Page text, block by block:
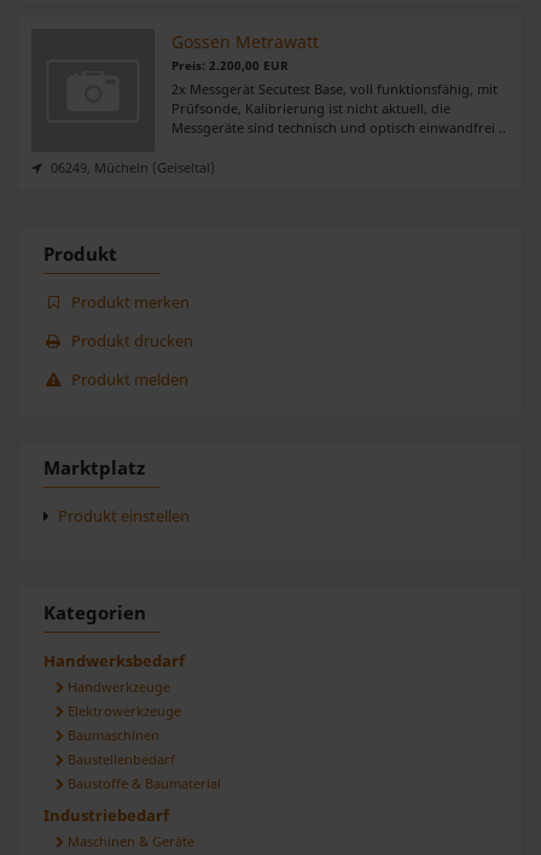
Gossen Metrawatt
Preis: 2.200,00 EUR
2x Messgerät Secutest Base, voll funktionsfähig, mit
Prüfsonde, Kalibrierung ist nicht aktuell, die
Messgeräte sind technisch und optisch einwandfrei ..
06249, Mücheln (Geiseltal)
Produkt
Produkt merken
Produkt drucken
Produkt melden
Marktplatz
Produkt einstellen
Kategorien
Handwerksbedarf
Handwerkzeuge
Elektrowerkzeuge
Baumaschinen
Baustellenbedarf
Baustoffe & Baumaterial
Industriebedarf
Maschinen & Geräte